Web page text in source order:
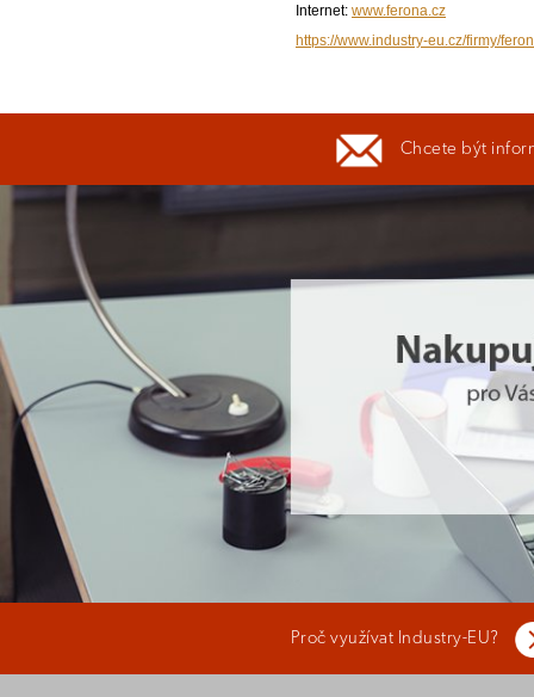
Internet: www.ferona.cz
https://www.industry-eu.cz/firmy/
Chcete být
Proč využívat Industry-EU?